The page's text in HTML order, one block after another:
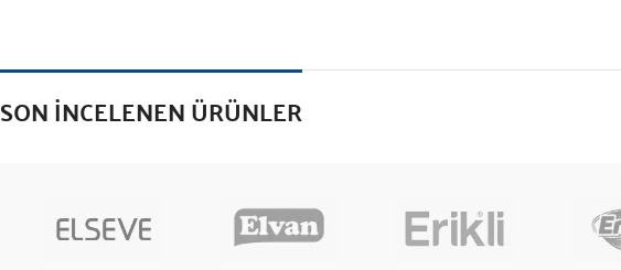
SON İNCELENEN ÜRÜNLER